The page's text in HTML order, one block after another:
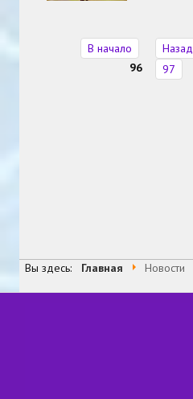
В начало Назад
96
97
Вы здесь: Главная Новости